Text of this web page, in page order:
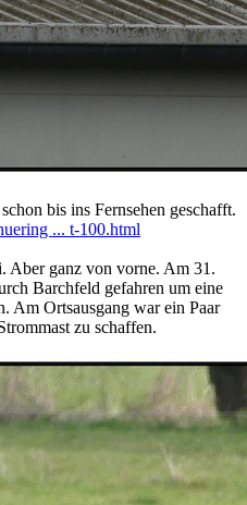
bis ins Fernsehen geschafft.
... t-100.html
Aber ganz von vorne. Am 31.
Barchfeld gefahren um eine
Am Ortsausgang war ein Paar
zu schaffen.